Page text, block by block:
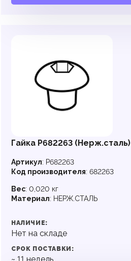
Гайка P682263 (Нерж.сталь)
Артикул: P682263
Код производителя: 682263
Вес: 0,020 кг
Материал: НЕРЖ.СТАЛЬ
НАЛИЧИЕ:
Нет на складе
СРОК ПОСТАВКИ: